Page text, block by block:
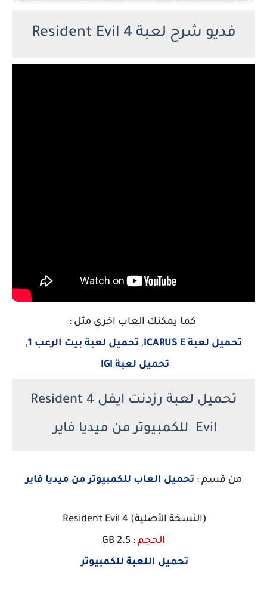
فديو شرح لعبة Resident Evil 4
كما يمكنك العاب اخري مثل :
تحميل لعبة ICARUS E
, تحميل لعبة بيت الرعب 1
,
تحميل لعبة IGI
تحميل لعبة رزدنت ايفل 4 Resident
Evil للكمبيوتر من ميديا فاير
من قسم : تحميل العاب للكمبيوتر من ميديا فاير
(النسخة الأصلية) Resident Evil 4
الحجم : 2.5 GB
تحميل اللعبة للكمبيوتر